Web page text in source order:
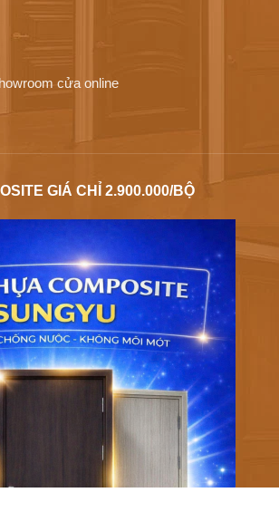
cửa online
GIÁ CHỈ 2.900.000/BỘ